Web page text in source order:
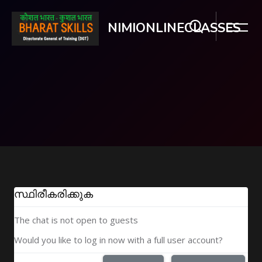
NIMIONLINECLASSES
സ്ഥിരീകരിക്കുക
The chat is not open to guests
Would you like to log in now with a full user account?